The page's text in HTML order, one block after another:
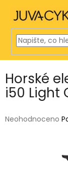
obsah
Horské
i50 Light
Průměrné
Neohodnoceno